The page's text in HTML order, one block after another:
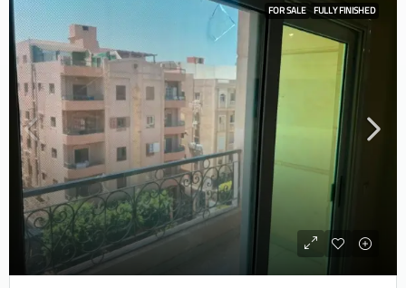
FOR SALE FULLY FINISHED